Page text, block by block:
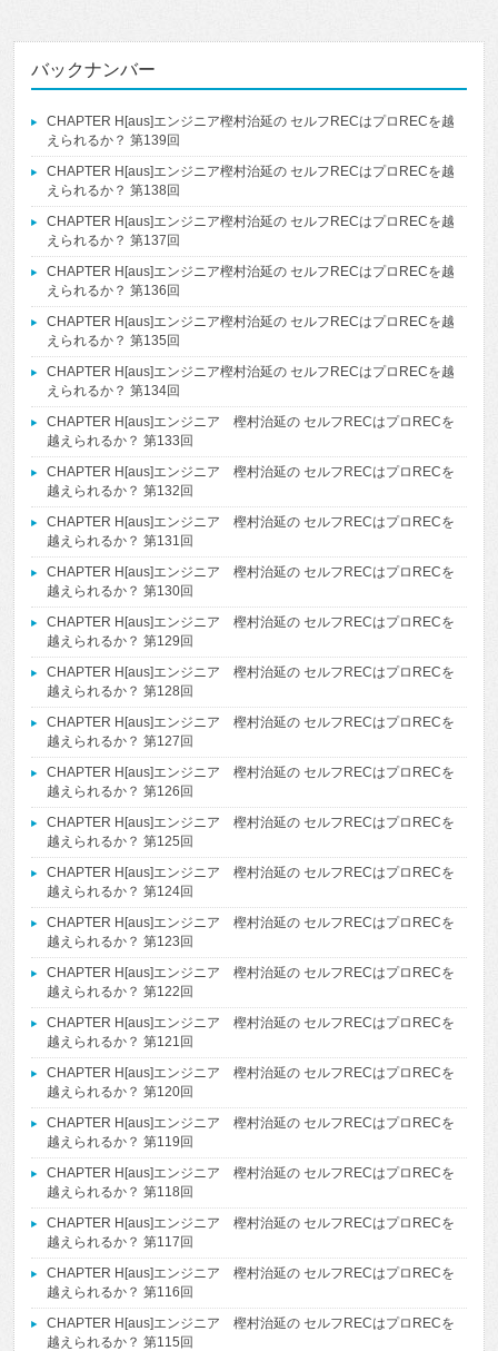
バックナンバー
CHAPTER H[aus]エンジニア樫村治延の セルフRECはプロRECを越
えられるか？ 第139回
CHAPTER H[aus]エンジニア樫村治延の セルフRECはプロRECを越
えられるか？ 第138回
CHAPTER H[aus]エンジニア樫村治延の セルフRECはプロRECを越
えられるか？ 第137回
CHAPTER H[aus]エンジニア樫村治延の セルフRECはプロRECを越
えられるか？ 第136回
CHAPTER H[aus]エンジニア樫村治延の セルフRECはプロRECを越
えられるか？ 第135回
CHAPTER H[aus]エンジニア樫村治延の セルフRECはプロRECを越
えられるか？ 第134回
CHAPTER H[aus]エンジニア 樫村治延の セルフRECはプロRECを
越えられるか？ 第133回
CHAPTER H[aus]エンジニア 樫村治延の セルフRECはプロRECを
越えられるか？ 第132回
CHAPTER H[aus]エンジニア 樫村治延の セルフRECはプロRECを
越えられるか？ 第131回
CHAPTER H[aus]エンジニア 樫村治延の セルフRECはプロRECを
越えられるか？ 第130回
CHAPTER H[aus]エンジニア 樫村治延の セルフRECはプロRECを
越えられるか？ 第129回
CHAPTER H[aus]エンジニア 樫村治延の セルフRECはプロRECを
越えられるか？ 第128回
CHAPTER H[aus]エンジニア 樫村治延の セルフRECはプロRECを
越えられるか？ 第127回
CHAPTER H[aus]エンジニア 樫村治延の セルフRECはプロRECを
越えられるか？ 第126回
CHAPTER H[aus]エンジニア 樫村治延の セルフRECはプロRECを
越えられるか？ 第125回
CHAPTER H[aus]エンジニア 樫村治延の セルフRECはプロRECを
越えられるか？ 第124回
CHAPTER H[aus]エンジニア 樫村治延の セルフRECはプロRECを
越えられるか？ 第123回
CHAPTER H[aus]エンジニア 樫村治延の セルフRECはプロRECを
越えられるか？ 第122回
CHAPTER H[aus]エンジニア 樫村治延の セルフRECはプロRECを
越えられるか？ 第121回
CHAPTER H[aus]エンジニア 樫村治延の セルフRECはプロRECを
越えられるか？ 第120回
CHAPTER H[aus]エンジニア 樫村治延の セルフRECはプロRECを
越えられるか？ 第119回
CHAPTER H[aus]エンジニア 樫村治延の セルフRECはプロRECを
越えられるか？ 第118回
CHAPTER H[aus]エンジニア 樫村治延の セルフRECはプロRECを
越えられるか？ 第117回
CHAPTER H[aus]エンジニア 樫村治延の セルフRECはプロRECを
越えられるか？ 第116回
CHAPTER H[aus]エンジニア 樫村治延の セルフRECはプロRECを
越えられるか？ 第115回